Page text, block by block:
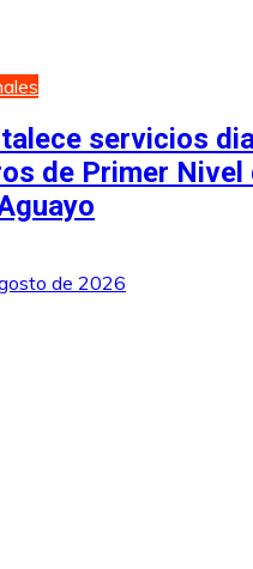
servicios
de Primer Nivel
de 2026